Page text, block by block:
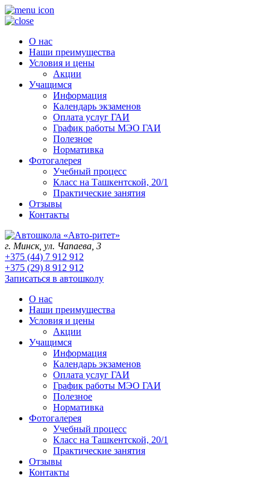
О нас
Наши преимущества
Условия и цены
Акции
Учащимся
Информация
Календарь экзаменов
Оплата услуг ГАИ
График работы МЭО ГАИ
Полезное
Нормативка
Фотогалерея
Учебный процесс
Класс на Ташкентской, 20/1
Практические занятия
Отзывы
Контакты
г. Минск, ул. Чапаева, 3
+375 (44) 7 912 912
+375 (29) 8 912 912
Записаться в автошколу
О нас
Наши преимущества
Условия и цены
Акции
Учащимся
Информация
Календарь экзаменов
Оплата услуг ГАИ
График работы МЭО ГАИ
Полезное
Нормативка
Фотогалерея
Учебный процесс
Класс на Ташкентской, 20/1
Практические занятия
Отзывы
Контакты